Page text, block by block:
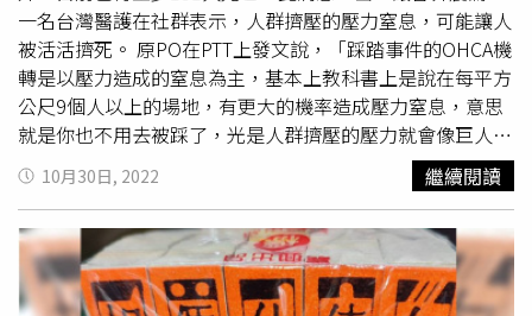
《悲情城市》4K數位調光版本將於2月24日全台上映。
九、麻將、十三支、撿紅點都會，而且有一次在看明牌時跟
盧盈良說：「你知道，我之前都用你的名字去賭賽鴿。」因
為用他的名字去賭賽鴿，就是每賭必贏，但是他又因為再去
賭別的卻都輸光。不過爸爸過世後，他也對爸爸有了不同看
法，以前總看不慣爸爸熬夜簽牌，但等爸爸離開後，他覺得
也許爸爸是在等自己回家。盧盈良以《神人之家》拿下台北
電影獎百萬首獎後，又入圍金馬最佳紀錄片及最佳剪輯，盧
盈良坦言自己當時正在寫劇本，得知剪輯入圍後非常感動：
「我很開心，因為他真的很辛苦，很希望他的辛苦能夠被看
到。」他也透露下部作品，劇本聚焦在原住民的性別少數，
目前傾向以劇情片形式來進行，他笑說：「我這輩子最幸福
一名台灣醫護在社群表示，人群擠壓的壓力窒息，可能讓人
被活活擠死。 原PO在PTT上發文說，「踩踏事件的OHCA機
轉是以壓力造成的窒息為主，基本上教科書上是說在每平方
公尺9個人以上的場地，有更大的機率造成壓力窒息，意思
就是你也不用去被踩了，光是人群擠壓的壓力就會像巨人的
大手一樣把，你擠到無法呼吸。」原PO補充，在事發當下
前後排的民眾一定都不清楚狀況，「有可能後排以為前排在
嗨但前排已經在逃生了被擋下來，最後造成群體混亂。」而
如果有一個人跌倒，也會引發骨牌效應造成更多人跌倒受
傷，「造成踩踏傷害或是人體疊加造成爬不起來的窒息，骨
折造成的內出血等。」原PO表示，這種狀況救援難度很
10月30日, 2022 繼續閱讀